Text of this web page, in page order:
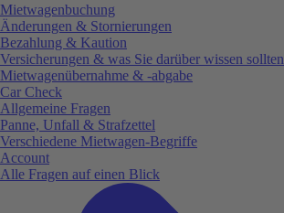
Mietwagenbuchung
Änderungen & Stornierungen
Bezahlung & Kaution
Versicherungen & was Sie darüber wissen sollten
Mietwagenübernahme & -abgabe
Car Check
Allgemeine Fragen
Panne, Unfall & Strafzettel
Verschiedene Mietwagen-Begriffe
Account
Alle Fragen auf einen Blick